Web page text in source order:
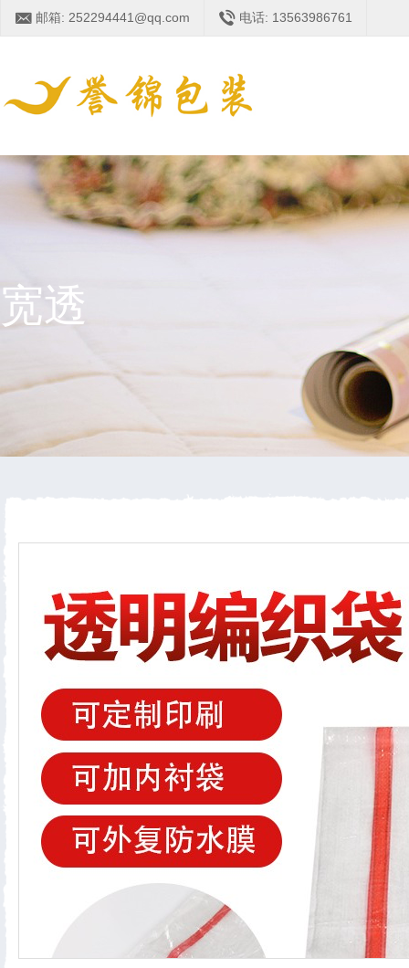
邮箱: 252294441@qq.com 电话: 13563986761
宽透